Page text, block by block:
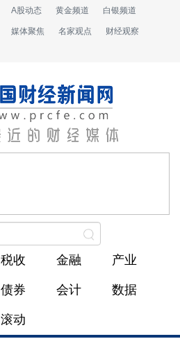
A股动态 黄金频道 白银频道
媒体聚焦 名家观点 财经观察
税收 金融 产业
债券 会计 数据
滚动